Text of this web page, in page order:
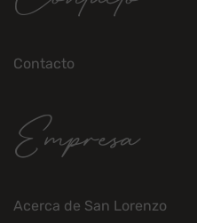
Contacto
Empresa
Acerca de San Lorenzo